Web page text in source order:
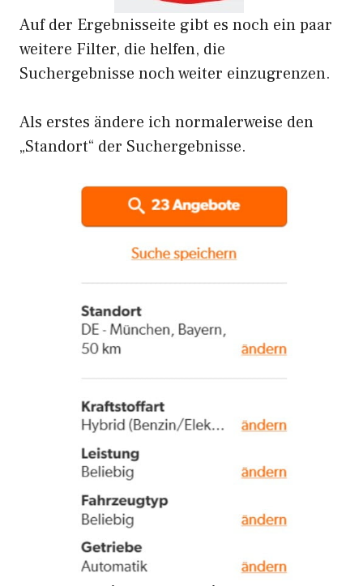
Auf der Ergebnisseite gibt es noch ein paar
weitere Filter, die helfen, die
Suchergebnisse noch weiter einzugrenzen.
Als erstes ändere ich normalerweise den
„Standort“ der Suchergebnisse.